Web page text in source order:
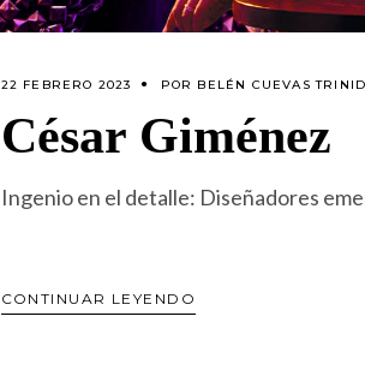
22 FEBRERO 2023 POR BELÉN CUEVAS
César Giménez
Ingenio en el detalle: Diseñadores
CONTINUAR LEYENDO